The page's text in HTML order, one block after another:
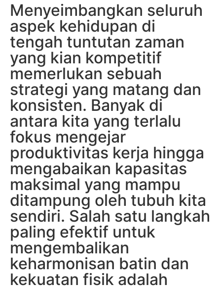
Menyeimbangkan seluruh
aspek kehidupan di
tengah tuntutan zaman
yang kian kompetitif
memerlukan sebuah
strategi yang matang dan
konsisten. Banyak di
antara kita yang terlalu
fokus mengejar
produktivitas kerja hingga
mengabaikan kapasitas
maksimal yang mampu
ditampung oleh tubuh kita
sendiri. Salah satu langkah
paling efektif untuk
mengembalikan
keharmonisan batin dan
kekuatan fisik adalah